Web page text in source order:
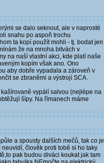
se dalo seknout, ale v naprosté
snahu po aspoň trochu
ta kopí použít mohli - tj. bodat jen
že na mnoha bitvách v
na naší vlastní akci, kde platí naše
kopím však ano. Ono
aby dobře vypadala a zároveň v
se zbraněmi a výstrojí SCA.
vypálí salvou (nejlépe na
šípy. Na římanech máme
a spousty dalších mečů, tak co je
člověk proti tobě si ho taky
pak budou diváci koukat jak tam